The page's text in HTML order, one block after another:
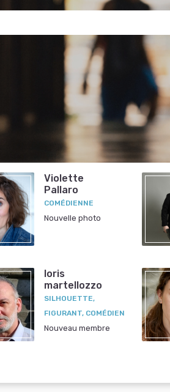
Violette
Pallaro
COMÉDIENNE
Nouvelle photo
loris
martellozzo
SILHOUETTE,
FIGURANT, COMÉDIEN
Nouveau membre